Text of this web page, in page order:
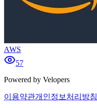
AWS
57
Powered by Velopers
이용약관개인정보처리방침